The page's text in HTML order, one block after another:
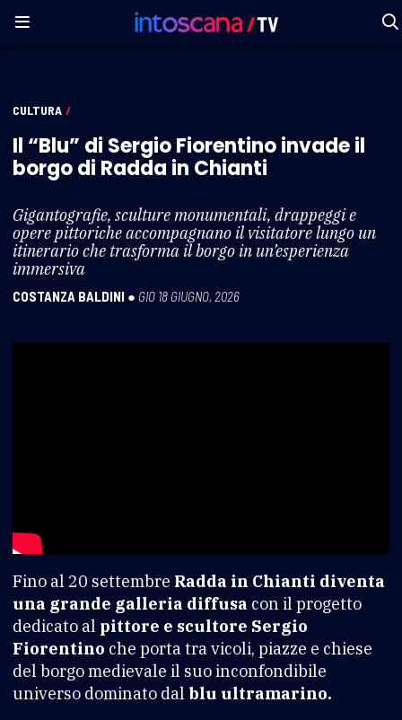
CULTURA /
Il “Blu” di Sergio Fiorentino invade il
borgo di Radda in Chianti
Gigantografie, sculture monumentali, drappeggi e
opere pittoriche accompagnano il visitatore lungo un
itinerario che trasforma il borgo in un’esperienza
immersiva
COSTANZA BALDINI ● GIO 18 GIUGNO, 2026
Fino al 20 settembre Radda in Chianti diventa
una grande galleria diffusa con il progetto
dedicato al pittore e scultore Sergio
Fiorentino che porta tra vicoli, piazze e chiese
del borgo medievale il suo inconfondibile
universo dominato dal blu ultramarino.